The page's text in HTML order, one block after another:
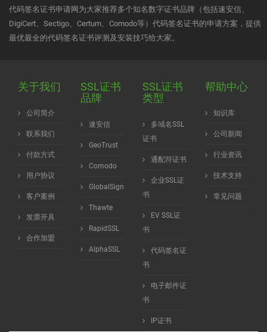
代码签名证书申请网为大家推荐多个知名数字证书品牌（包括速安信、
DigiCert、Sectigo、Certum、Comodo等）代码签名证书的申请方案，提供
最优最全的代码签名证书评测及安装技巧给大家。
关于我们
公司简介
联系我们
付款方式
用户协议
客户案例
发票开具
合作加盟
SSL证书
品牌
速安信
GeoTrust
Comodo
GlobalSign
Thawte
RapidSSL
AlphaSSL
SSL证书
类型
多域名SSL
证书
通配符证书
企业SSL证
书
EV SSL证
书
代码签名证
书
电子邮件证
书
IP证书
帮助中心
知识库
公司新闻
行业资讯
技术支持
常见问题